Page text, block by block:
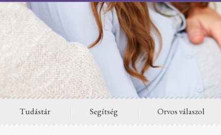
Tudástár Segítség Orvos válaszol